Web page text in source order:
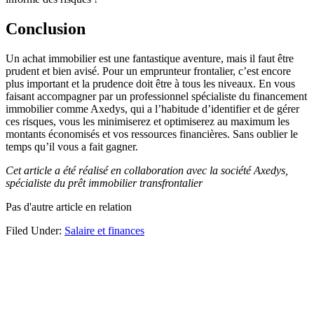
Conclusion
Un achat immobilier est une fantastique aventure, mais il faut être
prudent et bien avisé. Pour un emprunteur frontalier, c’est encore
plus important et la prudence doit être à tous les niveaux. En vous
faisant accompagner par un professionnel spécialiste du financement
immobilier comme Axedys, qui a l’habitude d’identifier et de gérer
ces risques, vous les minimiserez et optimiserez au maximum les
montants économisés et vos ressources financières. Sans oublier le
temps qu’il vous a fait gagner.
Cet article a été réalisé en collaboration avec la société Axedys,
spécialiste du prêt immobilier transfrontalier
Pas d'autre article en relation
Filed Under: Salaire et finances